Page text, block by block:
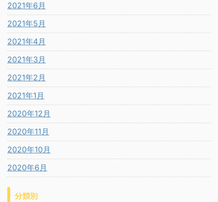
2021年6月
2021年5月
2021年4月
2021年3月
2021年2月
2021年1月
2020年12月
2020年11月
2020年10月
2020年6月
分類別